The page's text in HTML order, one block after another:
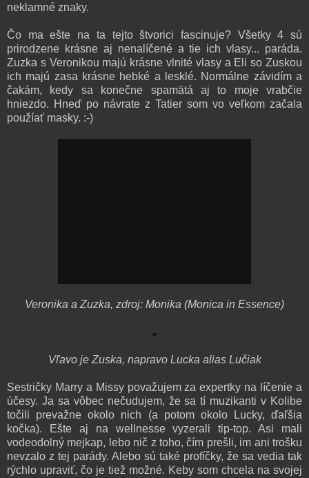
neklamné znaky.
Čo ma ešte na ta tejto štvorici fascinuje? Všetky 4 sú
prirodzene krásne aj nenalíčené a tie ich vlasy... paráda.
Zuzka s Veronikou majú krásne vlnité vlasy a Eli so Zuskou
ich majú zasa krásne hebké a lesklé. Normálne závidím a
čakám, kedy sa konečne spamätá aj to moje vrabčie
hniezdo. Hneď po návrate z Tatier som vo veľkom začala
použíať masky. :-)
Veronika a Zuzka, zdroj: Monika (Monica in Essence)
Vľavo je Zuska, napravo Lucka alias Lučiak
Sestričky Marry a Missy považujem za expertky na líčenie a
účesy. Ja sa vôbec nečudujem, že sa tí muzikanti v Kolibe
točili prevažne okolo nich (a potom okolo Lucky, ďaľšia
kočka). Ešte aj na wellnesse vyzerali tip-top. Asi mali
vodeodolný mejkap, lebo nič z toho, čím prešli, im ani trošku
nevzalo z tej parády. Alebo sú také profíčky, že sa vedia tak
rýchlo upraviť, čo je tiež možné. Keby som chcela na svojej